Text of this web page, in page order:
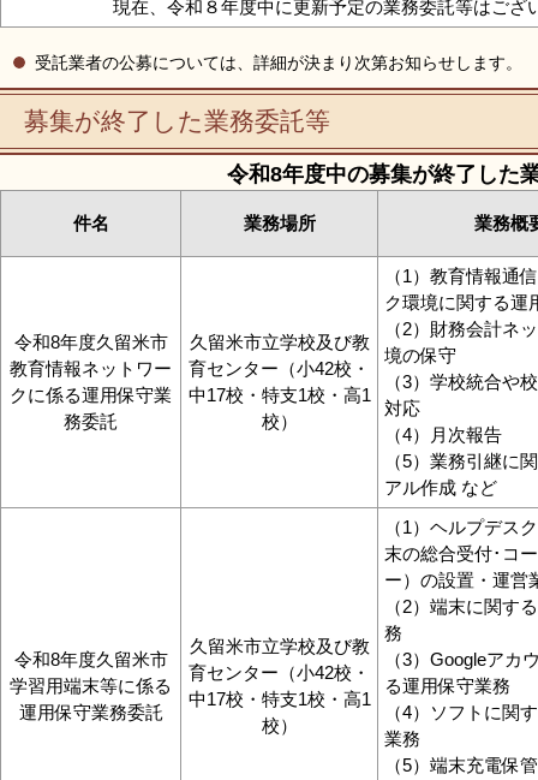
現在、令和８年度中に更新予定の業務委託等はござ
受託業者の公募については、詳細が決まり次第お知らせします。
募集が終了した業務委託等
令和8年度中の募集が終了した
件名 業務場所 業務概
令和8年度久留米市
教育情報ネットワー
クに係る運用保守業
務委託
久留米市立学校及び教
育センター（小42校・
中17校・特支1校・高1
校）
（1）教育情報通
ク環境に関する運
（2）財務会計ネ
境の保守
（3）学校統合や
対応
（4）月次報告
（5）業務引継に
アル作成 など
令和8年度久留米市
学習用端末等に係る
運用保守業務委託
久留米市立学校及び教
育センター（小42校・
中17校・特支1校・高1
校）
（1）ヘルプデス
末の総合受付･コ
ー）の設置・運営
（2）端末に関す
務
（3）Googleアカ
る運用保守業務
（4）ソフトに関
業務
（5）端末充電保